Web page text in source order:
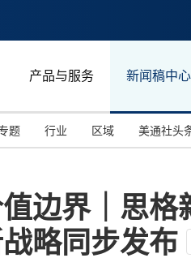
产品与服务 新闻稿中心
题 行业 区域 美通社头
边界｜思格
略同步发布